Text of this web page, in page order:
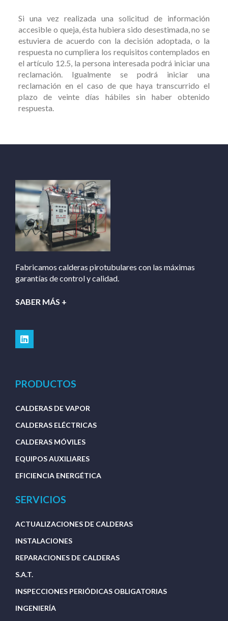
Si una vez realizada una solicitud de información
accesible o queja, ésta hubiera sido desestimada, no se
estuviera de acuerdo con la decisión adoptada, o la
respuesta no cumpliera los requisitos contemplados en
el artículo 12.5, la persona interesada podrá iniciar una
reclamación. Igualmente se podrá iniciar una
reclamación en el caso de que haya transcurrido el
plazo de veinte días hábiles sin haber obtenido
respuesta.
Fabricamos calderas pirotubulares con las máximas
garantías de control y calidad.
SABER MÁS +
PRODUCTOS
CALDERAS DE VAPOR
CALDERAS ELÉCTRICAS
CALDERAS MÓVILES
EQUIPOS AUXILIARES
EFICIENCIA ENERGÉTICA
SERVICIOS
ACTUALIZACIONES DE CALDERAS
INSTALACIONES
REPARACIONES DE CALDERAS
S.A.T.
INSPECCIONES PERIÓDICAS OBLIGATORIAS
INGENIERÍA